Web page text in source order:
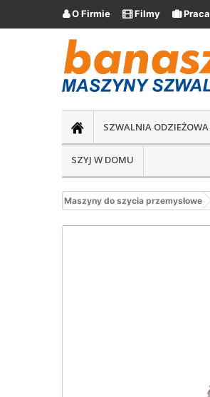
O Firmie Filmy Praca
SZWALNIA ODZIEŻOWA
SZYJ W DOMU
Maszyny do szycia przemysłowe